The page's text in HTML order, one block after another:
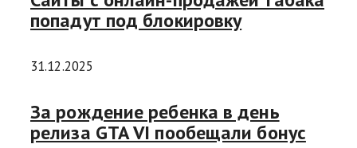
попадут под блокировку
31.12.2025
За рождение ребенка в день
релиза GTA VI пообещали бонус